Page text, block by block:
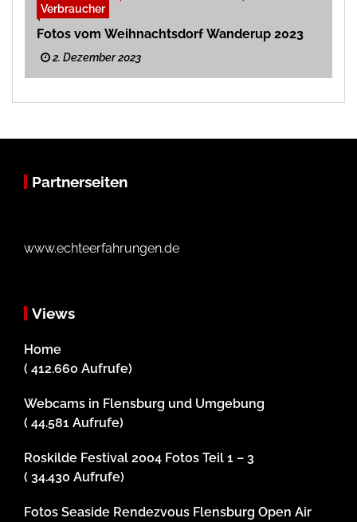
Verbraucher
Fotos vom Weihnachtsdorf Wanderup 2023
2. Dezember 2023
Partnerseiten
www.echteerfahrungen.de
Views
Home
( 412.660 Aufrufe)
Webcams in Flensburg und Umgebung
( 44.581 Aufrufe)
Roskilde Festival 2004 Fotos Teil 1 – 3
( 34.430 Aufrufe)
Fotos Seaside Rendezvous Flensburg Open Air